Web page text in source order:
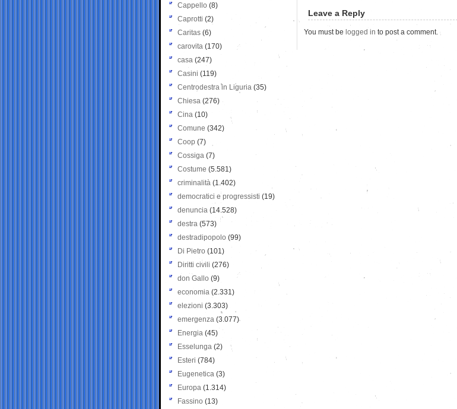
Leave a Reply
You must be logged in to post a comment.
Cappello (8)
Caprotti (2)
Caritas (6)
carovita (170)
casa (247)
Casini (119)
Centrodestra in Liguria (35)
Chiesa (276)
Cina (10)
Comune (342)
Coop (7)
Cossiga (7)
Costume (5.581)
criminalità (1.402)
democratici e progressisti (19)
denuncia (14.528)
destra (573)
destradipopolo (99)
Di Pietro (101)
Diritti civili (276)
don Gallo (9)
economia (2.331)
elezioni (3.303)
emergenza (3.077)
Energia (45)
Esselunga (2)
Esteri (784)
Eugenetica (3)
Europa (1.314)
Fassino (13)